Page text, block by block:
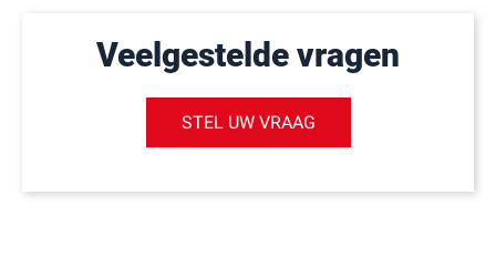
Veelgestelde vragen
STEL UW VRAAG